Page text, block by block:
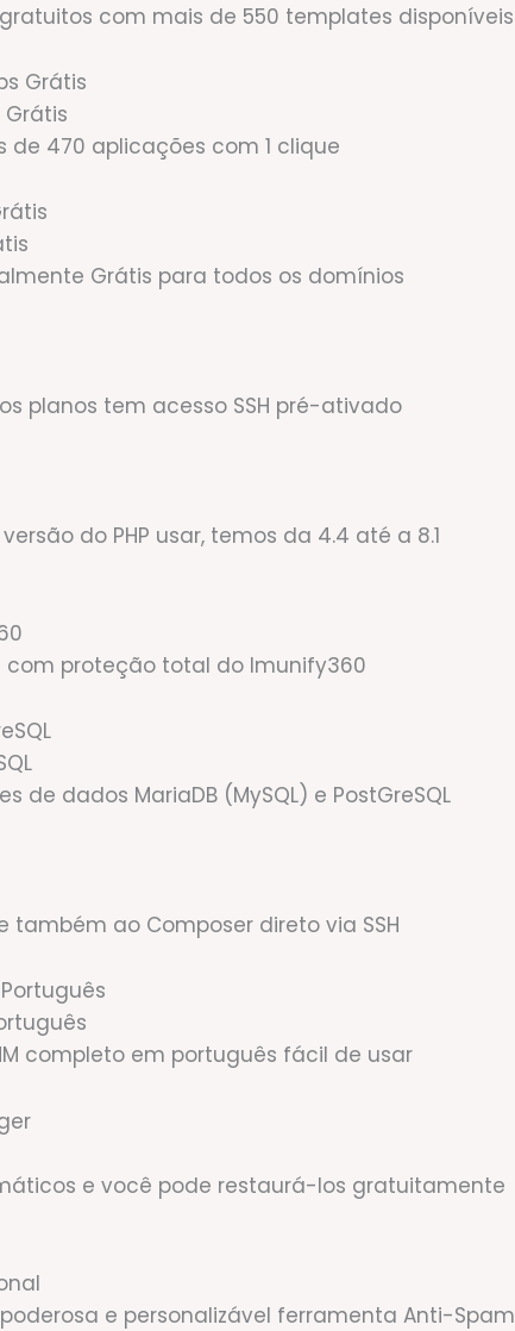
com mais de 550 templates disponíveis
de 470 aplicações com 1 clique
Grátis para todos os domínios
planos tem acesso SSH pré-ativado
do PHP usar, temos da 4.4 até a 8.1
com proteção total do Imunify360
de dados MariaDB (MySQL) e PostGreSQL
também ao Composer direto via SSH
completo em português fácil de usar
e você pode restaurá-los gratuitamente
e personalizável ferramenta Anti-Spam